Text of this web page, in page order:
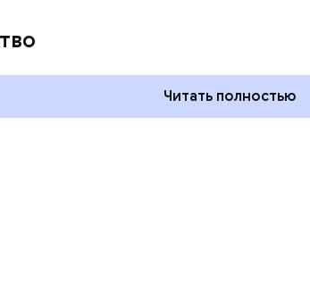
какие
отмечают в России
праздники
и мире 8
Читать полностью